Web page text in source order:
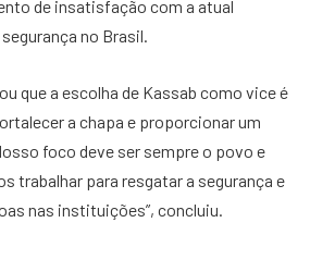
de insatisfação com a atual
no Brasil.
que a escolha de Kassab como vice é
a chapa e proporcionar um
foco deve ser sempre o povo e
trabalhar para resgatar a segurança e
nas instituições”, concluiu.